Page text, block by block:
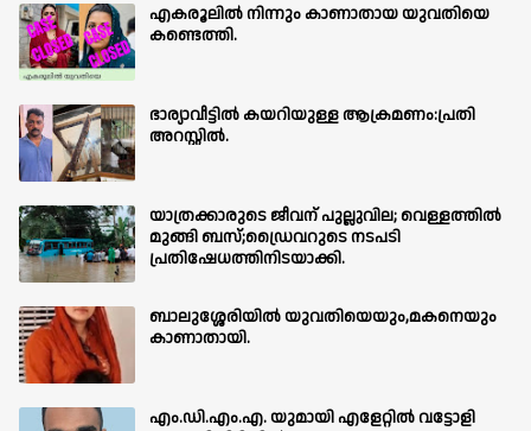
എകരൂലിൽ നിന്നും കാണാതായ യുവതിയെ
കണ്ടെത്തി.
ഭാര്യാവീട്ടിൽ കയറിയുള്ള ആക്രമണം:പ്രതി
അറസ്റ്റിൽ.
യാത്രക്കാരുടെ ജീവന് പുല്ലുവില; വെള്ളത്തിൽ
മുങ്ങി ബസ്;ഡ്രൈവറുടെ നടപടി
പ്രതിഷേധത്തിനിടയാക്കി.
ബാലുശ്ശേരിയില്‍ യുവതിയെയും,മകനെയും
കാണാതായി.
എം.ഡി.എം.എ. യുമായി എളേറ്റിൽ വട്ടോളി